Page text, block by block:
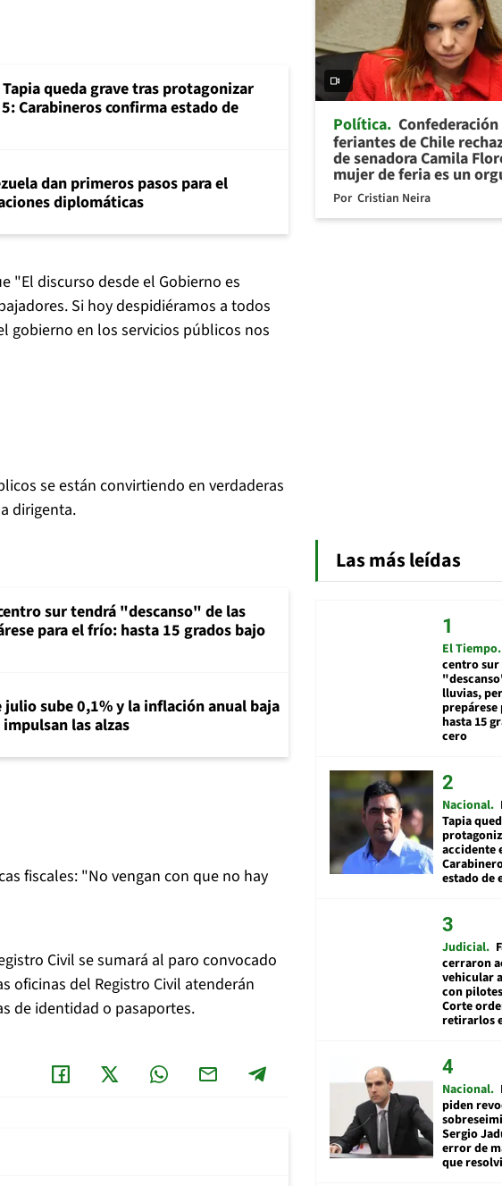
queda grave tras protagonizar
Carabineros confirma estado de
dan primeros pasos para el
diplomáticas
"El discurso desde el Gobierno es
Si hoy despidiéramos a todos
gobierno en los servicios públicos nos
se están convirtiendo en verdaderas
dirigenta.
sur tendrá "descanso" de las
para el frío: hasta 15 grados bajo
julio sube 0,1% y la inflación anual baja
las alzas
fiscales: "No vengan con que no hay
Civil se sumará al paro convocado
oficinas del Registro Civil atenderán
de identidad o pasaportes.
Política Confederación
feriantes de Chile
de senadora Camila
mujer de feria es un
Por Cristian Neira
Las más leídas
El Tiempo
centro
lluvias,
hasta 15
cero
Nacional
Tapia
accidente
estado de
Judicial
cerraron
vehicular
con
Corte
retirarlos
Nacional
piden
Sergio
error de
que